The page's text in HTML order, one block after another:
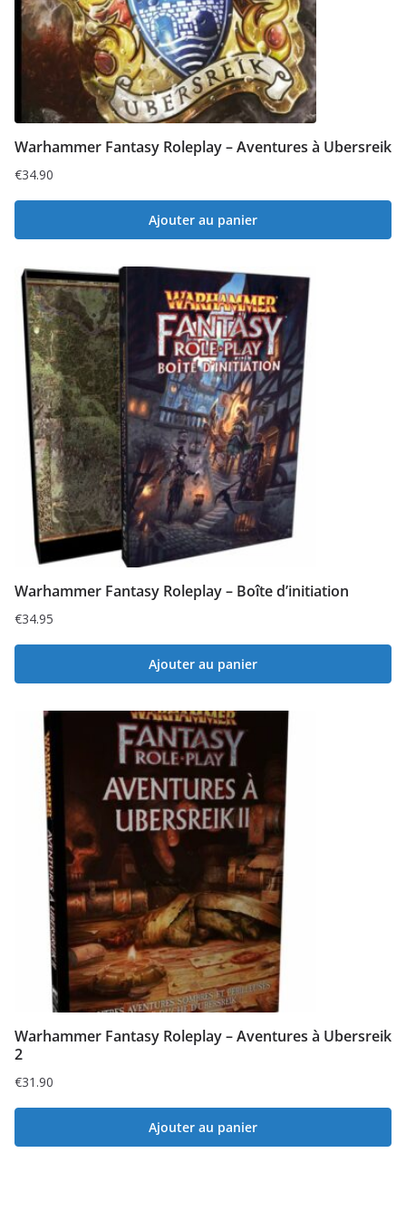
Warhammer Fantasy Roleplay – Aventures à Ubersreik
€34.90
Ajouter au panier
Warhammer Fantasy Roleplay – Boîte d’initiation
€34.95
Ajouter au panier
Warhammer Fantasy Roleplay – Aventures à Ubersreik
2
€31.90
Ajouter au panier